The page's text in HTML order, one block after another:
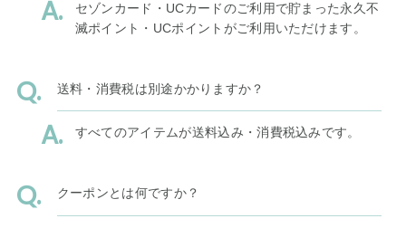
セゾンカード・UCカードのご利用で貯まった永久不
滅ポイント・UCポイントがご利用いただけます。
送料・消費税は別途かかりますか？
すべてのアイテムが送料込み・消費税込みです。
クーポンとは何ですか？